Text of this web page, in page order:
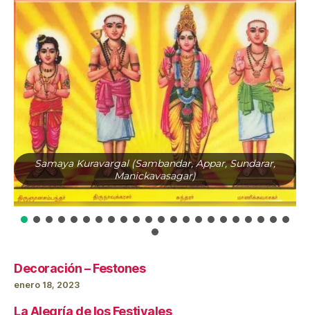
Samaya Kuravargal (Sambandar, Appar, Sundarar,
Manickavasagar)
Decoración – Festones
enero 18, 2023
La Alegría de los Festivales